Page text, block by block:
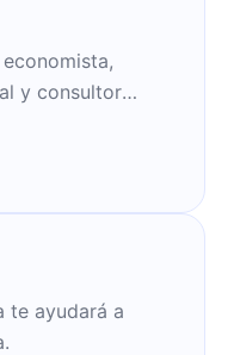
y consultor
decena de
las ocho
Anteriormente
en la
te ayudará a